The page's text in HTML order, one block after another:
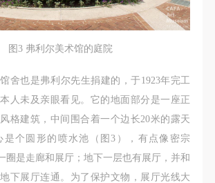
图3 弗利尔美术馆的庭院
舍也是弗利尔先生捐建的，于1923年完工
人未及亲眼看见。它的地面部分是一座正
格建筑，中间围合着一个边长20米的露天
是个圆形的喷水池（图3），有点像密宗
圈是走廊和展厅；地下一层也有展厅，并和
下展厅连通。为了保护文物，展厅光线大